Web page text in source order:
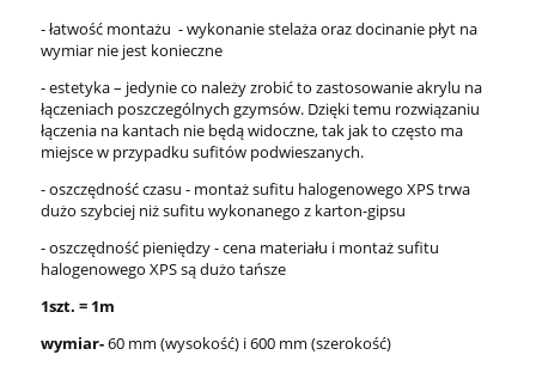
- łatwość montażu - wykonanie stelaża oraz docinanie płyt na
wymiar nie jest konieczne
- estetyka – jedynie co należy zrobić to zastosowanie akrylu na
łączeniach poszczególnych gzymsów. Dzięki temu rozwiązaniu
łączenia na kantach nie będą widoczne, tak jak to często ma
miejsce w przypadku sufitów podwieszanych.
- oszczędność czasu - montaż sufitu halogenowego XPS trwa
dużo szybciej niż sufitu wykonanego z karton-gipsu
- oszczędność pieniędzy - cena materiału i montaż sufitu
halogenowego XPS są dużo tańsze
1szt. = 1m
wymiar-60 mm (wysokość) i 600 mm (szerokość)